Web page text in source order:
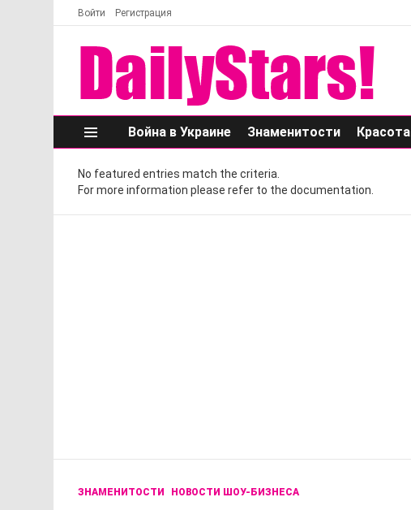
Войти Регистрация
Меню
Война в Украине Знаменитости Красота
No featured entries match the criteria.
For more information please refer to the documentation.
ЗНАМЕНИТОСТИ НОВОСТИ ШОУ-БИЗНЕСА